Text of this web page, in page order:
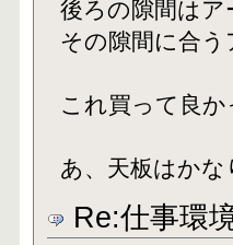
後ろの隙間は
その隙間に合
これ買って良
あ、天板はか
Re:仕事環